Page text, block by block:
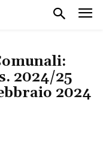
2024/25
2024